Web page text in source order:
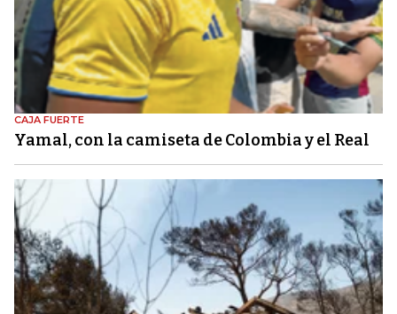
CAJA FUERTE
Yamal, con la camiseta de Colombia y el Real